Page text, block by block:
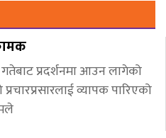
प्रदर्शनमा आउन लागेको
व्यापक पारिएको